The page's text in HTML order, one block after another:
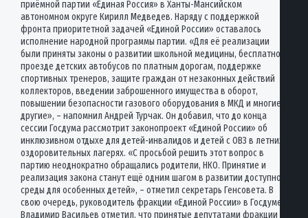
приёмной партии «Единая Россия» в Ханты-Мансийском
автономном округе Кирилл Медведев. Наряду с поддержкой
фронта приоритетной задачей «Единой России» оставалось
исполнение народной программы партии. «Для её реализации
были приняты законы о развитии школьной медицины, бесплатном
проезде детских автобусов по платным дорогам, поддержке
спортивных тренеров, защите граждан от незаконных действий
коллекторов, введении заброшенного имущества в оборот,
повышении безопасности газового оборудования в МКД и многие
другие», – напомнил Андрей Турчак. Он добавил, что до конца
сессии Госдума рассмотрит законопроект «Единой России» об
инклюзивном отдыхе для детей-инвалидов и детей с ОВЗ в летних
оздоровительных лагерях. «С просьбой решить этот вопрос в
партию неоднократно обращались родители, НКО. Принятие и
реализация закона станут ещё одним шагом в развитии доступной
среды для особенных детей», – отметил секретарь Генсовета. В
свою очередь, руководитель фракции «Единой России» в Госдуме
Владимир Васильев отметил, что принятые депутатами фракции